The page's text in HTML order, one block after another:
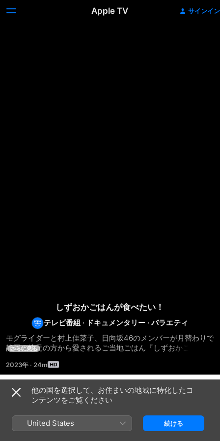
Apple TV サインイン
しずおかごはんが食べたい！
テレビ番組 · ドキュメンタリー ·バラエティ
モグライダーと村上佳菜子、日向坂46のメンバーが月替わりで
静岡の地元の方から愛されるご当地ごはん『しずおかごはん』
との出会いに、静岡のやさしい人たちとのふれあい。この番組
を見ればお腹も心も満たされること間違いなしです！
さらに見る
2023年 · 24m
Episodes
他の国を選択して、お住まいの地域に特化したコ
ンテンツをご覧ください
United States 続ける